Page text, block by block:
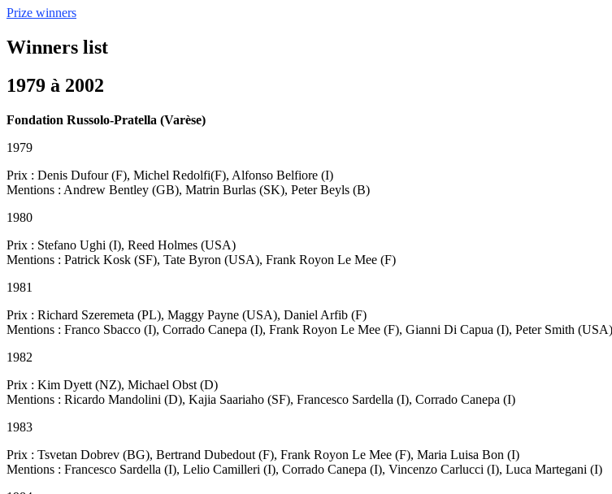
Prize winners
Winners list
1979 à 2002
Fondation Russolo-Pratella (Varèse)
1979
Prix : Denis Dufour (F), Michel Redolfi(F), Alfonso Belfiore (I)
Mentions : Andrew Bentley (GB), Matrin Burlas (SK), Peter Beyls (B)
1980
Prix : Stefano Ughi (I), Reed Holmes (USA)
Mentions : Patrick Kosk (SF), Tate Byron (USA), Frank Royon Le Mee (F)
1981
Prix : Richard Szeremeta (PL), Maggy Payne (USA), Daniel Arfib (F)
Mentions : Franco Sbacco (I), Corrado Canepa (I), Frank Royon Le Mee (F), Gianni Di Capua (I), Peter Smith
1982
Prix : Kim Dyett (NZ), Michael Obst (D)
Mentions : Ricardo Mandolini (D), Kajia Saariaho (SF), Francesco Sardella (I), Corrado Canepa (I)
1983
Prix : Tsvetan Dobrev (BG), Bertrand Dubedout (F), Frank Royon Le Mee (F), Maria Luisa Bon (I)
Mentions : Francesco Sardella (I), Lelio Camilleri (I), Corrado Canepa (I), Vincenzo Carlucci (I), Luca Martegani (I)